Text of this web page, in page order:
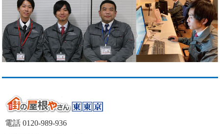
電話 0120-989-936